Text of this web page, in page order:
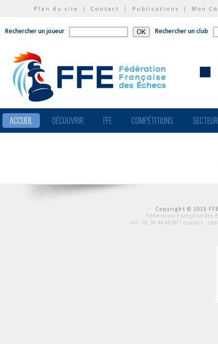
Plan du site | Contact | Publications | Mon
Rechercher un joueur Rechercher un club
ACCUEIL DÉCOUVRIR FFE COMPÉTITIONS
Copyright © 2015
Fédération Française des
tél : 01 39 44 65 80 | contact :